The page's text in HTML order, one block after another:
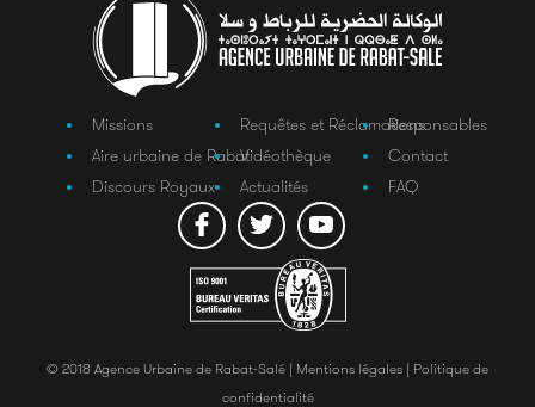
Missions
Aire urbaine de Rabat
Discours Royaux
Requêtes et Réclamations
Vidéothèque
Actualités
Responsables
Contact
FAQ
© 2018 Agence Urbaine de Rabat-Salé | Mentions légales | Politique de
confidentialité